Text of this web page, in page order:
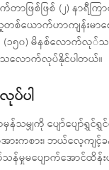
စ်ဖြစ် (၂) နာရီကြာ
တစ်ယောက်ဟာကျန်းမာ
းကို (၁၅၀) မိနစ်လော
င်သလောက်လုပ်နိုင်ပါတယ်။
ပ်ပါ
န်သမျှကို ပျော်ပျော်
ားကစား၊ ဘယ်လေ့ကျင့်
မပျောက်အောင်ထိန်းပ